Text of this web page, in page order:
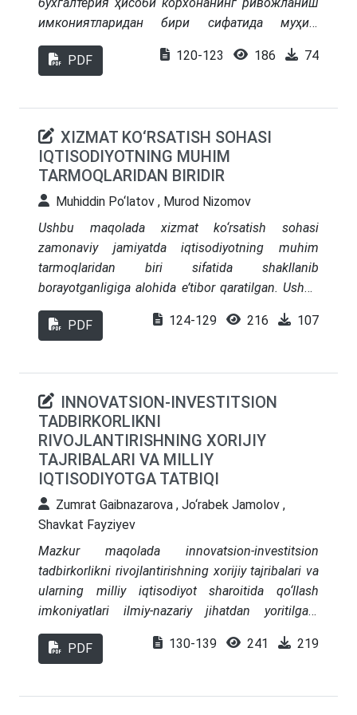
бухгалтерия ҳисоби корхонанинг ривожланиш
имкониятларидан бири сифатида муҳим
аҳамиятга эга эканлигига алоҳида эътибор
қаратилган. Бухгалтерия ҳисоби ёрдамида
берилган.
PDF 120-123 186 74
XIZMAT KO‘RSATISH SOHASI
IQTISODIYOTNING MUHIM
TARMOQLARIDAN BIRIDIR
Muhiddin Po‘latov , Murod Nizomov
Ushbu maqolada xizmat ko‘rsatish sohasi
zamonaviy jamiyatda iqtisodiyotning muhim
tarmoqlaridan biri sifatida shakllanib
borayotganligiga alohida e’tibor qaratilgan. Ushbu
soha nafaqat iqtisodiy o‘sishni ta'minlash, balki
aholining turmush darajasini yuksaltirish,
qoʻllanilayotgan zamonaviy texnologiyalarning
iqtisodiyotning turli tarmoqlari rivojlanishiga
qanday taʼsir koʻrsatayotgani yoritiladi
PDF 124-129 216 107
INNOVATSION-INVESTITSION
TADBIRKORLIKNI
RIVOJLANTIRISHNING XORIJIY
TAJRIBALARI VA MILLIY
IQTISODIYOTGA TATBIQI
Zumrat Gaibnazarova , Jo‘rabek Jamolov ,
Shavkat Fayziyev
Mazkur maqolada innovatsion-investitsion
tadbirkorlikni rivojlantirishning xorijiy tajribalari va
ularning milliy iqtisodiyot sharoitida qo‘llash
imkoniyatlari ilmiy-nazariy jihatdan yoritilgan.
Hozirgi globallashuv jarayonida innovatsiyalarni
joriy etish va investitsiyalarni samarali boshqarish
PDF 130-139 241 219